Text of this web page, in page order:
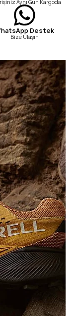
Aynı Gün Kargoda
Destek
Bize Ulaşın